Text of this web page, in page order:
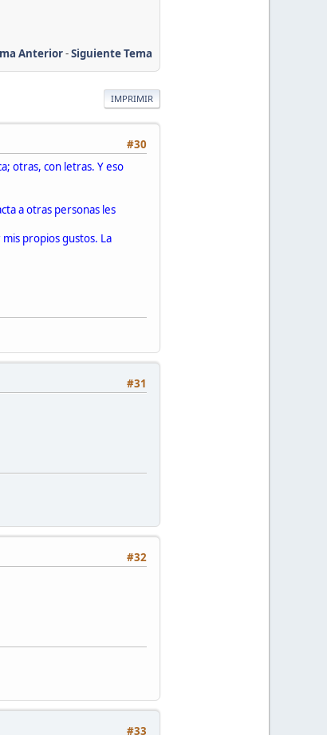
Anterior-Siguiente Tema
IMPRIMIR
#30
otras, con letras. Y eso
a otras personas les
propios gustos. La
#31
#32
#33